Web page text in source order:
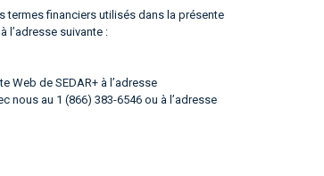
termes financiers utilisés dans la présente
l’adresse suivante :
Web de SEDAR+ à l’adresse
nous au 1 (866) 383-6546 ou à l’adresse